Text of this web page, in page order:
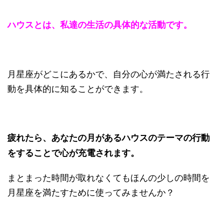
ハウスとは、私達の生活の具体的な活動です。
月星座がどこにあるかで、自分の心が満たされる行
動を具体的に知ることができます。
疲れたら、あなたの月があるハウスのテーマの行動
をすることで心が充電されます。
まとまった時間が取れなくてもほんの少しの時間を
月星座を満たすために使ってみませんか？